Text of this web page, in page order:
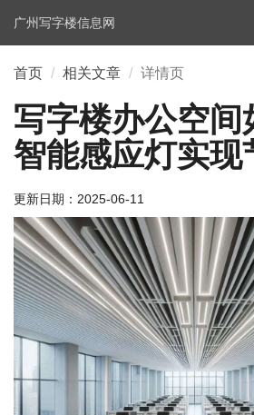
广州写字楼信息网
首页 相关文章 详情页
写字楼办公空间
智能感应灯实现
更新日期： 2025-06-11